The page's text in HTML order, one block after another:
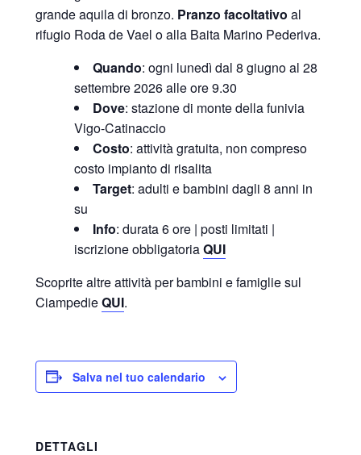
grande aquila di bronzo. Pranzo facoltativo al
rifugio Roda de Vael o alla Baita Marino Pederiva.
Quando: ogni lunedì dal 8 giugno al 28
settembre 2026 alle ore 9.30
Dove: stazione di monte della funivia
Vigo-Catinaccio
Costo: attività gratuita, non compreso
costo impianto di risalita
Target: adulti e bambini dagli 8 anni in
su
Info: durata 6 ore | posti limitati |
iscrizione obbligatoriaQUI
Scoprite altre attività per bambini e famiglie sul
CiampedieQUI.
Salva nel tuo calendario
DETTAGLI